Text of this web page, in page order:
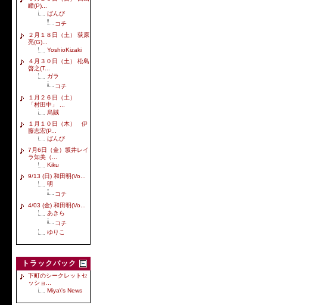
瞳(P)...
ばんび
コチ
２月１８日（土） 荻原
亮(G)...
YoshioKizaki
４月３０日（土） 松島
啓之(T...
ガラ
コチ
１月２６日（土）
「村田中」 ...
烏賊
１月１０日（木） 伊
藤志宏(P...
ばんび
7月6日（金）坂井レイ
ラ知美（...
Kiku
9/13 (日) 和田明(Vo...
明
コチ
4/03 (金) 和田明(Vo...
あきら
コチ
ゆりこ
トラックバック
下町のシークレットセ
ッショ...
Miya\'s News